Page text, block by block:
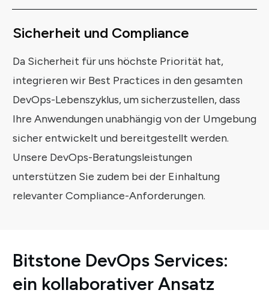
Sicherheit und Compliance
Da Sicherheit für uns höchste Priorität hat,
integrieren wir Best Practices in den gesamten
DevOps-Lebenszyklus, um sicherzustellen, dass
Ihre Anwendungen unabhängig von der Umgebung
sicher entwickelt und bereitgestellt werden.
Unsere DevOps-Beratungsleistungen
unterstützen Sie zudem bei der Einhaltung
relevanter Compliance-Anforderungen.
Bitstone DevOps Services:
ein kollaborativer Ansatz